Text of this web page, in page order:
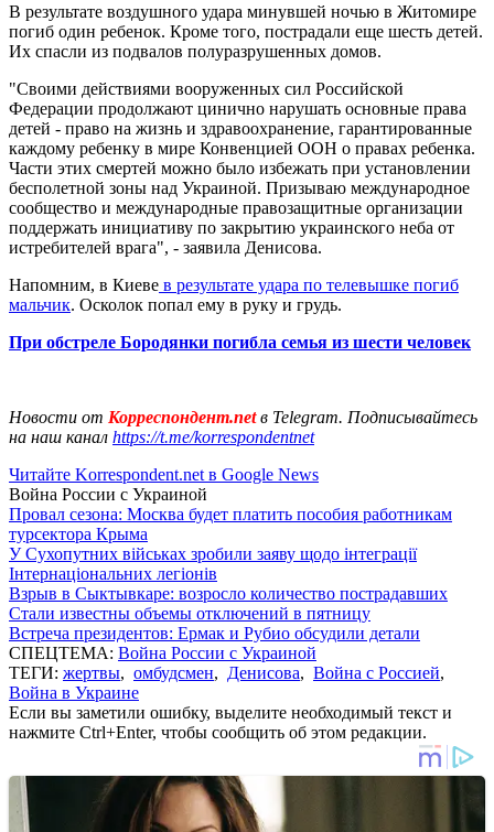
В результате воздушного удара минувшей ночью в Житомире
погиб один ребенок. Кроме того, пострадали еще шесть детей.
Их спасли из подвалов полуразрушенных домов.
"Своими действиями вооруженных сил Российской
Федерации продолжают цинично нарушать основные права
детей - право на жизнь и здравоохранение, гарантированные
каждому ребенку в мире Конвенцией ООН о правах ребенка.
Части этих смертей можно было избежать при установлении
бесполетной зоны над Украиной. Призываю международное
сообщество и международные правозащитные организации
поддержать инициативу по закрытию украинского неба от
истребителей врага", - заявила Денисова.
Напомним, в Киеве в результате удара по телевышке погиб
мальчик. Осколок попал ему в руку и грудь.
При обстреле Бородянки погибла семья из шести человек
Новости от Корреспондент.netв Telegram. Подписывайтесь
на наш канал https://t.me/korrespondentnet
Читайте Korrespondent.net в Google News
Война России с Украиной
Провал сезона: Москва будет платить пособия работникам
турсектора Крыма
У Сухопутних військах зробили заяву щодо інтеграції
Інтернаціональних легіонів
Взрыв в Сыктывкаре: возросло количество пострадавших
Стали известны объемы отключений в пятницу
Встреча президентов: Ермак и Рубио обсудили детали
СПЕЦТЕМА: Война России с Украиной
ТЕГИ: жертвы, омбудсмен, Денисова, Война с Россией,
Война в Украине
Если вы заметили ошибку, выделите необходимый текст и
нажмите Ctrl+Enter, чтобы сообщить об этом редакции.